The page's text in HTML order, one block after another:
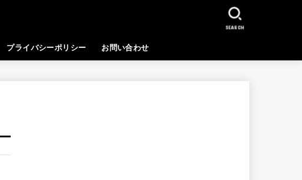
プライバシーポリシー お問い合わせ
SEARCH